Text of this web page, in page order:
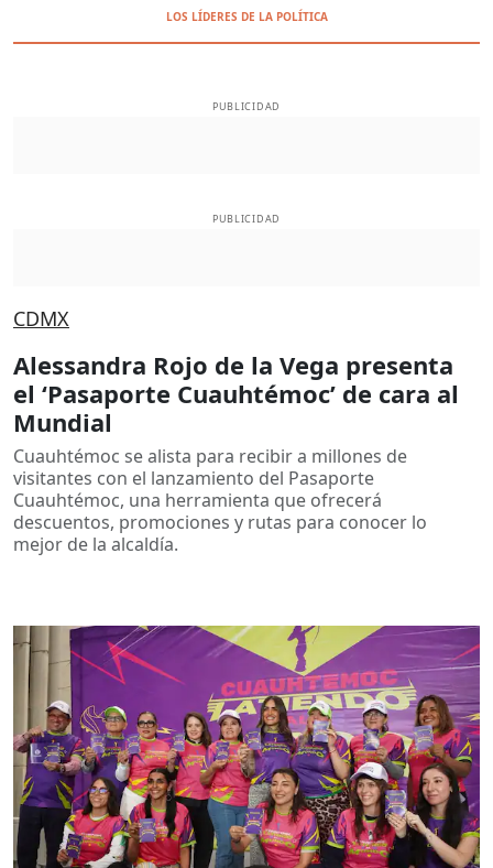
LOS LÍDERES DE LA POLÍTICA
PUBLICIDAD
PUBLICIDAD
CDMX
Alessandra Rojo de la Vega presenta
el ‘Pasaporte Cuauhtémoc’ de cara al
Mundial
Cuauhtémoc se alista para recibir a millones de
visitantes con el lanzamiento del Pasaporte
Cuauhtémoc, una herramienta que ofrecerá
descuentos, promociones y rutas para conocer lo
mejor de la alcaldía.